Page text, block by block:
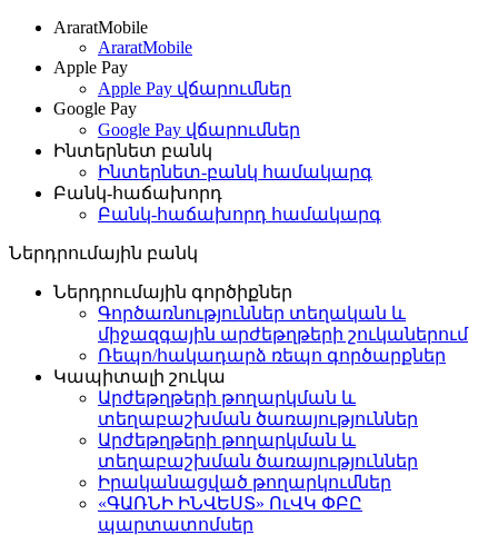
AraratMobile
AraratMobile
Apple Pay
Apple Pay վճարումներ
Google Pay
Google Pay վճարումներ
Ինտերնետ բանկ
Ինտերնետ-բանկ համակարգ
Բանկ-հաճախորդ
Բանկ-հաճախորդ համակարգ
Ներդրումային բանկ
Ներդրումային գործիքներ
Գործառնություններ տեղական և
միջազգային արժեթղթերի շուկաներում
Ռեպո/հակադարձ ռեպո գործարքներ
Կապիտալի շուկա
Արժեթղթերի թողարկման և
տեղաբաշխման ծառայություններ
Արժեթղթերի թողարկման և
տեղաբաշխման ծառայություններ
Իրականացված թողարկումներ
«ԳԱՌՆԻ ԻՆՎԵՍՏ» ՈւՎԿ ՓԲԸ
պարտատոմսեր